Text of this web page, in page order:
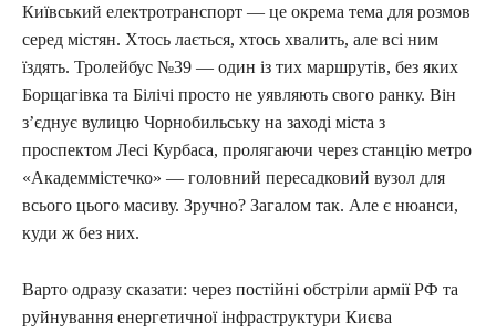
Київський електротранспорт — це окрема тема для розмов
серед містян. Хтось лається, хтось хвалить, але всі ним
їздять. Тролейбус №39 — один із тих маршрутів, без яких
Борщагівка та Білічі просто не уявляють свого ранку. Він
з’єднує вулицю Чорнобильську на заході міста з
проспектом Лесі Курбаса, пролягаючи через станцію метро
«Академмістечко» — головний пересадковий вузол для
всього цього масиву. Зручно? Загалом так. Але є нюанси,
куди ж без них.
Варто одразу сказати: через постійні обстріли армії РФ та
руйнування енергетичної інфраструктури Києва